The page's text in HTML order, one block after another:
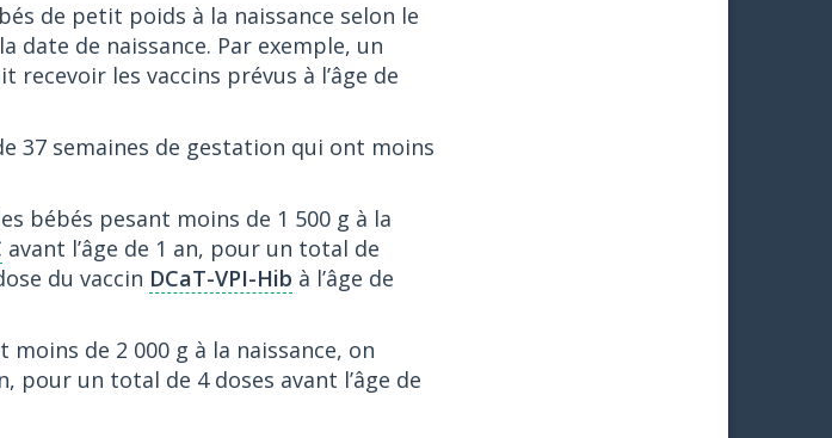
de petit poids à la naissance selon le
date de naissance. Par exemple, un
recevoir les vaccins prévus à l’âge de
37 semaines de gestation qui ont moins
bébés pesant moins de 1 500 g à la
avant l’âge de 1 an, pour un total de
du vaccin DCaT-VPI-Hib à l’âge de
de 2 000 g à la naissance, on
pour un total de 4 doses avant l’âge de